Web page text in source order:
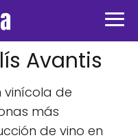
Avantis
vinícola de
más
de vino en